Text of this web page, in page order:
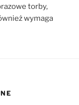
torby,
wymaga